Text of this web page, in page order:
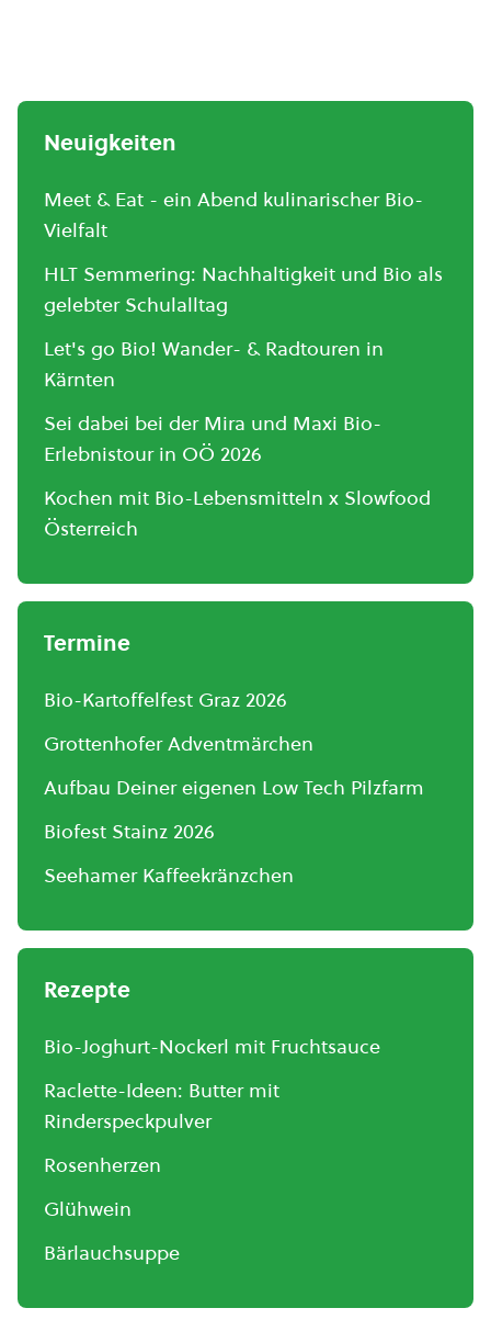
Neuigkeiten
Meet & Eat - ein Abend kulinarischer Bio-
Vielfalt
HLT Semmering: Nachhaltigkeit und Bio als
gelebter Schulalltag
Let's go Bio! Wander- & Radtouren in
Kärnten
Sei dabei bei der Mira und Maxi Bio-
Erlebnistour in OÖ 2026
Kochen mit Bio-Lebensmitteln x Slowfood
Österreich
Termine
Bio-Kartoffelfest Graz 2026
Grottenhofer Adventmärchen
Aufbau Deiner eigenen Low Tech Pilzfarm
Biofest Stainz 2026
Seehamer Kaffeekränzchen
Rezepte
Bio-Joghurt-Nockerl mit Fruchtsauce
Raclette-Ideen: Butter mit
Rinderspeckpulver
Rosenherzen
Glühwein
Bärlauchsuppe